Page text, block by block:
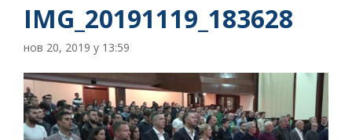
IMG_20191119_183628
нов 20, 2019 у 13:59